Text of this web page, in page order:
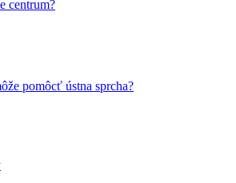
centrum?
pomôcť ústna sprcha?